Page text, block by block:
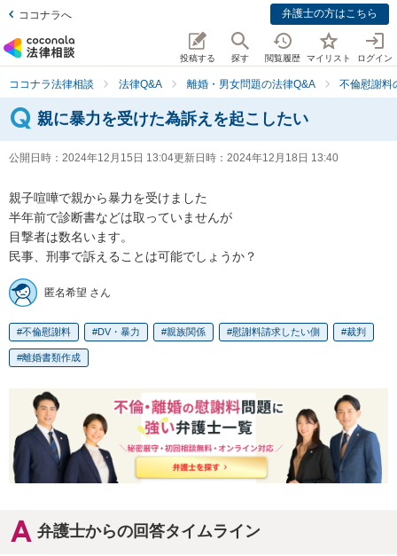
ココナラへ 弁護士の方はこちら
投稿する 探す 閲覧履歴 マイリスト ログイン
ココナラ法律相談 法律Q&A 離婚・男女問題の法律Q&A 不倫慰謝料
親に暴力を受けた為訴えを起こしたい
公開日時： 2024年12月15日 13:04更新日時： 2024年12月18日 13:40
親子喧嘩で親から暴力を受けました
半年前で診断書などは取っていませんが
目撃者は数名います。
民事、刑事で訴えることは可能でしょうか？
匿名希望 さん
不倫慰謝料 DV・暴力 親族関係 慰謝料請求したい側 裁判
離婚書類作成
弁護士からの回答タイムライン